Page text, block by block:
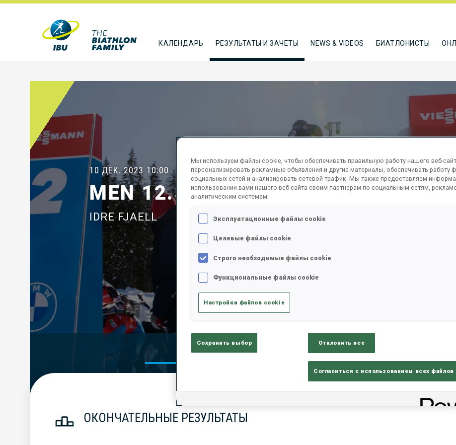
КАЛЕНДАРЬ РЕЗУЛЬТАТЫ И ЗАЧЕТЫ NEWS & VIDEOS БИАТЛОНИСТЫ
10 ДЕК. 2023 10:00
MEN 12.5 KM PURSUIT
IDRE FJAELL
Official Results
ОКОНЧАТЕЛЬНЫЕ РЕЗУЛЬТАТЫ
Мы используем файлы cookie, чтобы обеспечивать правильную работу нашего веб-
персонализировать рекламные объявления и другие материалы, обеспечивать работу
социальных сетей и анализировать сетевой трафик. Мы также предоставляем
использовании вами нашего веб-сайта своим партнерам по социальным сетям,
аналитическим системам.
Эксплуатационные файлы cookie
Целевые файлы cookie
Строго необходимые файлы cookie
Функциональные файлы cookie
Настройки файлов cookie
Сохранить выбор Отклонить все
Согласиться с использованием всех